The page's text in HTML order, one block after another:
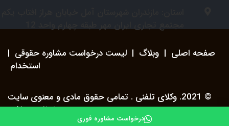
صفحه اصلی | وبلاگ | لیست درخواست مشاوره حقوقی |
استخدام
© 2021. وکلای تلفنی . تمامی حقوق مادی و معنوی سایت
محفوظ می باشد.
درخواست مشاوره فوری